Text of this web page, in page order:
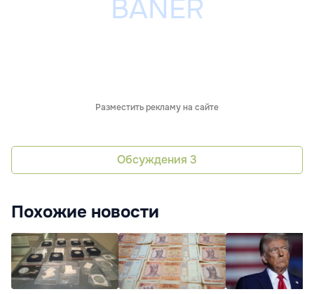
Разместить рекламу на сайте
Обсуждения 3
Похожие новости